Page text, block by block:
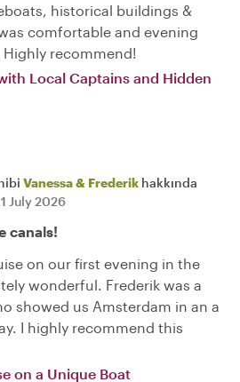
historical buildings &
comfortable and evening
recommend!
Local Captains and Hidden
Vanessa & Frederik hakkında
July 2026
canals!
on our first evening in the
wonderful. Frederik was a
showed us Amsterdam in an a
I highly recommend this
on a Unique Boat